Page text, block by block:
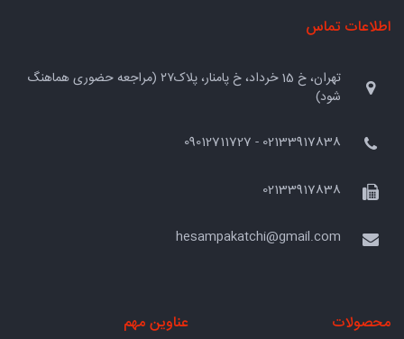
اطلاعات تماس
تهران، خ 15 خرداد، خ پامنار، پلاک۲۷ (مراجعه حضوری هماهنگ
شود)
02133917838 - 09012711727
02133917838
hesampakatchi@gmail.com
محصولات عناوین مهم